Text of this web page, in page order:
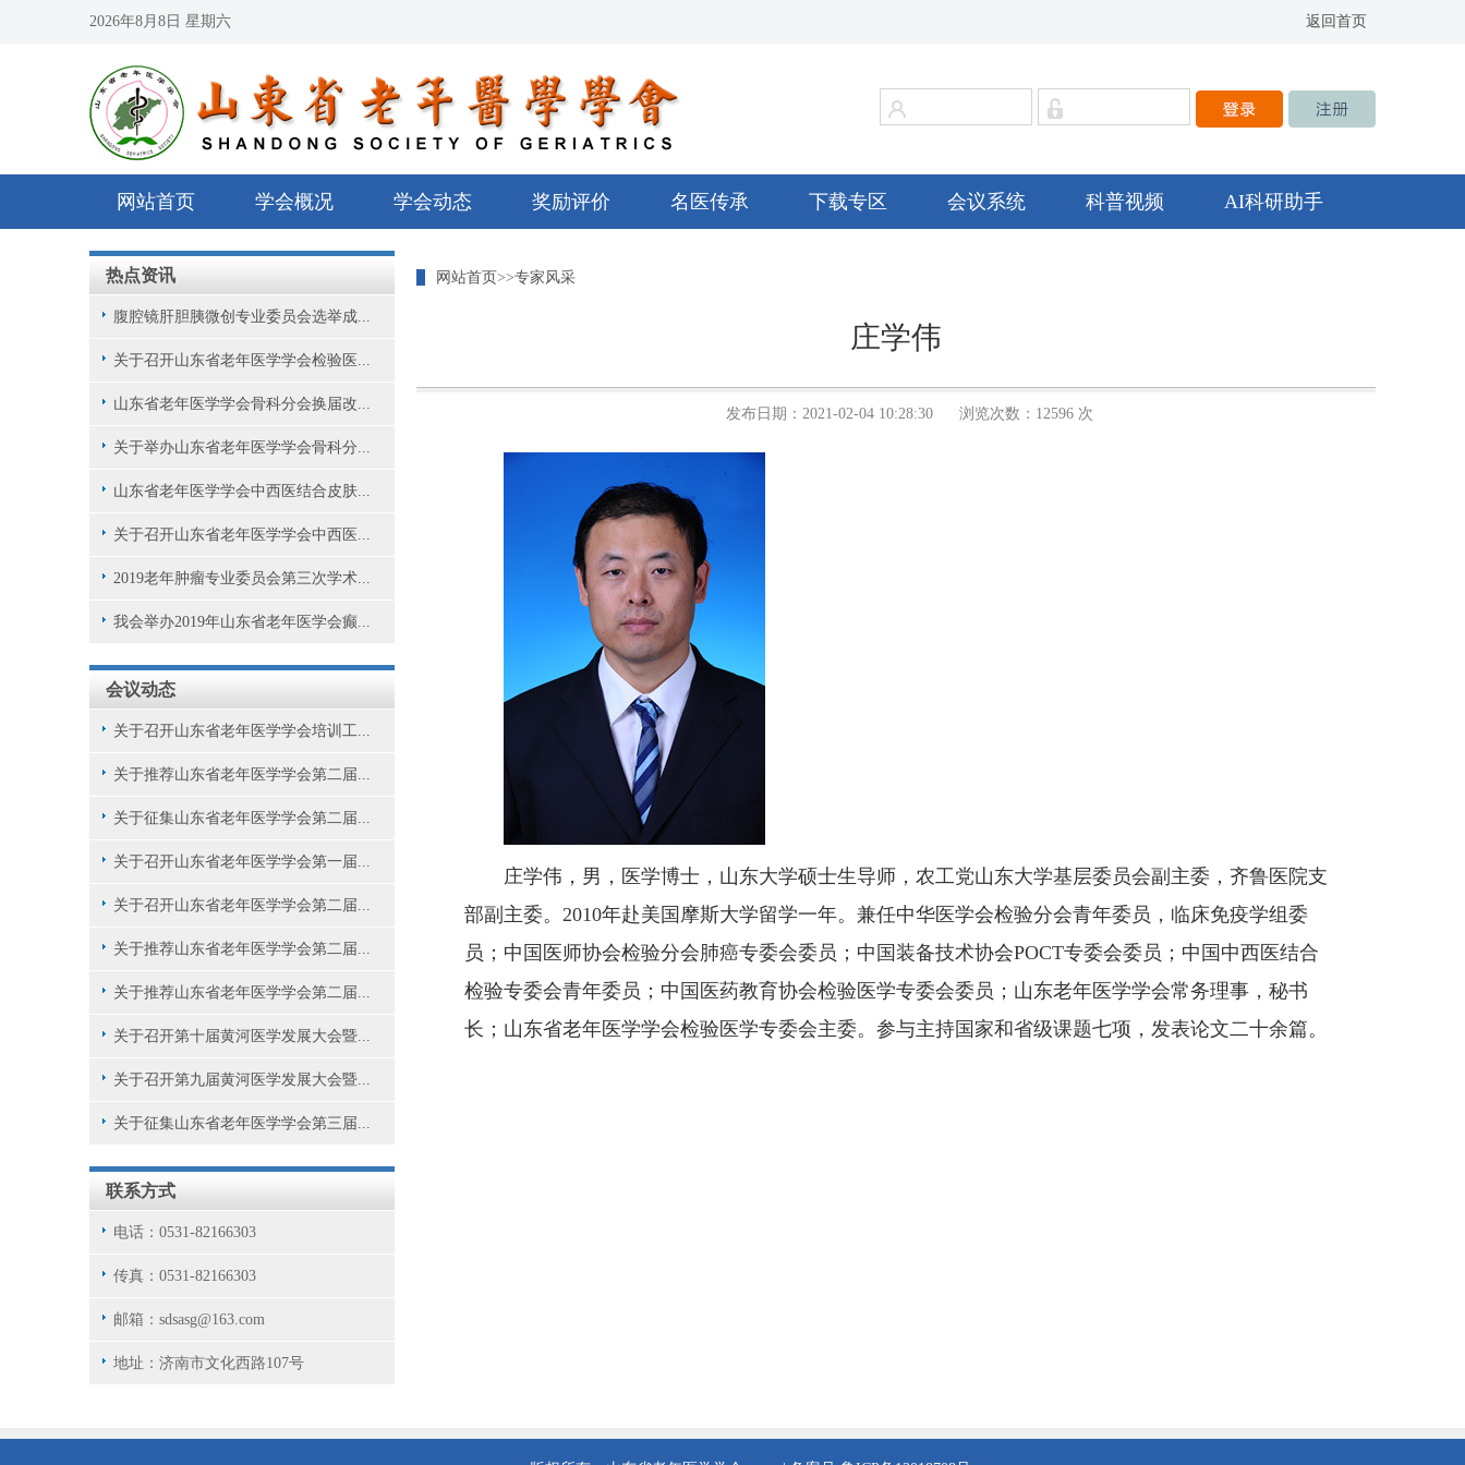
2026年8月8日 星期六 返回首页
网站首页 学会概况 学会动态 奖励评价 名医传承 下载专区 会议系统 科普视频 AI科研助手
热点资讯
腹腔镜肝胆胰微创专业委员会选举成...
关于召开山东省老年医学学会检验医...
山东省老年医学学会骨科分会换届改...
关于举办山东省老年医学学会骨科分...
山东省老年医学学会中西医结合皮肤...
关于召开山东省老年医学学会中西医...
2019老年肿瘤专业委员会第三次学术...
我会举办2019年山东省老年医学会癫...
会议动态
关于召开山东省老年医学学会培训工...
关于推荐山东省老年医学学会第二届...
关于征集山东省老年医学学会第二届...
关于召开山东省老年医学学会第一届...
关于召开山东省老年医学学会第二届...
关于推荐山东省老年医学学会第二届...
关于推荐山东省老年医学学会第二届...
关于召开第十届黄河医学发展大会暨...
关于召开第九届黄河医学发展大会暨...
关于征集山东省老年医学学会第三届...
联系方式
电话：0531-82166303
传真：0531-82166303
邮箱：sdsasg@163.com
地址：济南市文化西路107号
网站首页>>专家风采
庄学伟
发布日期：2021-02-04 10:28:30 浏览次数：12596 次
庄学伟，男，医学博士，山东大学硕士生导师，农工党山东大学基层委员会副主委，齐鲁医院支
部副主委。2010年赴美国摩斯大学留学一年。兼任中华医学会检验分会青年委员，临床免疫学组委
员；中国医师协会检验分会肺癌专委会委员；中国装备技术协会POCT专委会委员；中国中西医结合
检验专委会青年委员；中国医药教育协会检验医学专委会委员；山东老年医学学会常务理事，秘书
长；山东省老年医学学会检验医学专委会主委。参与主持国家和省级课题七项，发表论文二十余篇。